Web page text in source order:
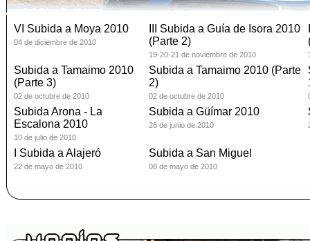
VI Subida a Moya 2010
04 de diciembre de 2010
III Subida a Guía de Isora 2010
(Parte 2)
19-20-21 de noviembre de 2010
Subida a Tamaimo 2010
(Parte 3)
02 de octubre de 2010
Subida a Tamaimo 2010 (Parte
2)
02 de octubre de 2010
Subida Arona - La
Escalona 2010
10 de julio de 2010
Subida a Güímar 2010
26 de junio de 2010
I Subida a Alajeró
22 de mayo de 2010
Subida a San Miguel
08 de mayo de 2010